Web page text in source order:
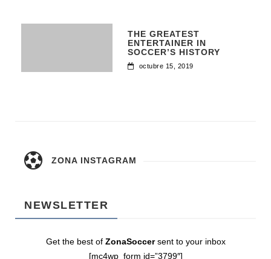
THE GREATEST
ENTERTAINER IN
SOCCER’S HISTORY
octubre 15, 2019
ZONA INSTAGRAM
NEWSLETTER
Get the best of ZonaSoccersent to your inbox
[mc4wp_form id=”3799″]